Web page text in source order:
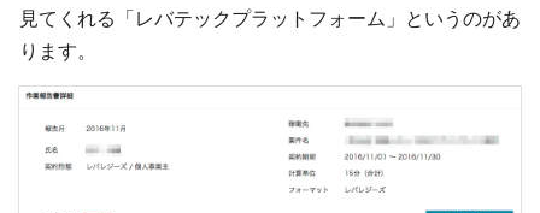
見てくれる「レバテックプラットフォーム」というのがあ
ります。